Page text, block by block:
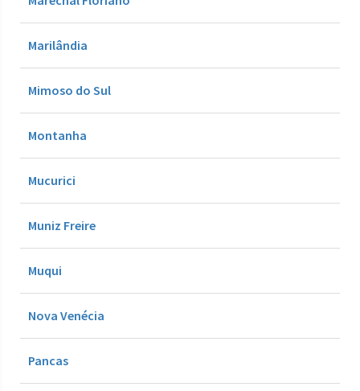
Marilândia
Mimoso do Sul
Montanha
Mucurici
Muniz Freire
Muqui
Nova Venécia
Pancas